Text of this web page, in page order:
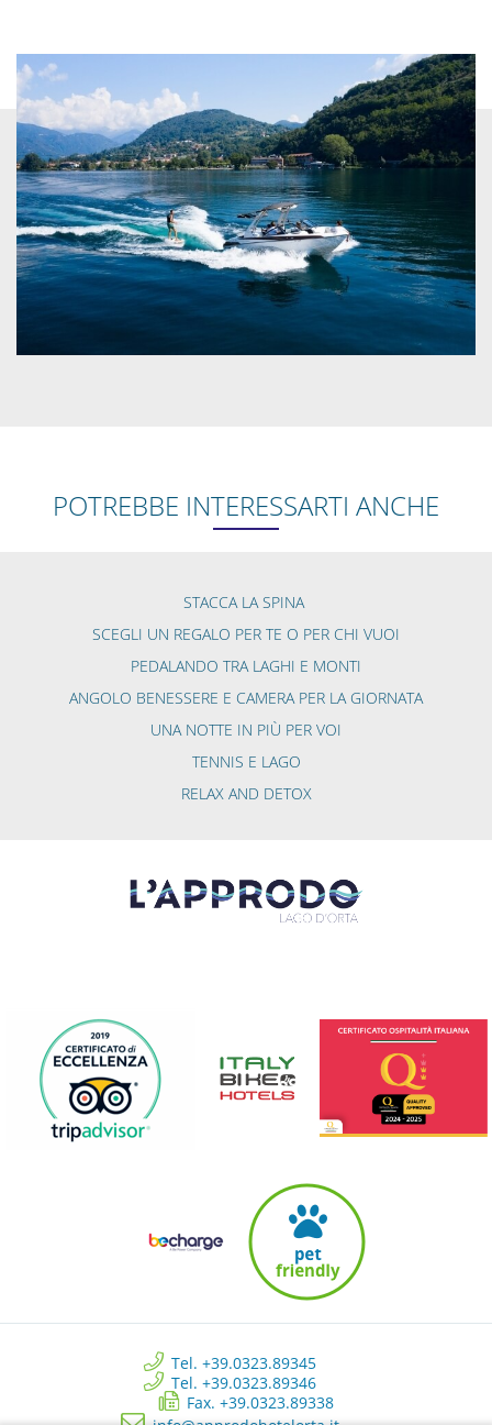
POTREBBE INTERESSARTI ANCHE
STACCA LA SPINA
SCEGLI UN REGALO PER TE O PER CHI VUOI
PEDALANDO TRA LAGHI E MONTI
ANGOLO BENESSERE E CAMERA PER LA GIORNATA
UNA NOTTE IN PIÙ PER VOI
TENNIS E LAGO
RELAX AND DETOX
Tel. +39.0323.89345
Tel. +39.0323.89346
Fax. +39.0323.89338